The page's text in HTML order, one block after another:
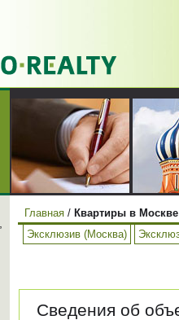
Главная / Квартиры в
Эксклюзив (Москва)
Сведения об